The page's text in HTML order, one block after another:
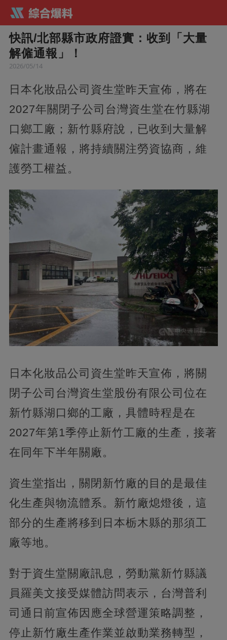
快訊/北部縣市政府證實：收到「大量
解僱通報」！
2026/05/14
日本化妝品公司資生堂昨天宣佈，將在
2027年關閉子公司台灣資生堂在竹縣湖
口鄉工廠；新竹縣府說，已收到大量解
僱計畫通報，將持續關注勞資協商，維
護勞工權益。
日本化妝品公司資生堂昨天宣佈，將關
閉子公司台灣資生堂股份有限公司位在
新竹縣湖口鄉的工廠，具體時程是在
2027年第1季停止新竹工廠的生產，接著
在同年下半年關廠。
資生堂指出，關閉新竹廠的目的是最佳
化生產與物流體系。新竹廠熄燈後，這
部分的生產將移到日本栃木縣的那須工
廠等地。
對于資生堂關廠訊息，勞動黨新竹縣議
員羅美文接受媒體訪問表示，台灣普利
司通日前宣佈因應全球營運策略調整，
停止新竹廠生產作業並啟動業務轉型，